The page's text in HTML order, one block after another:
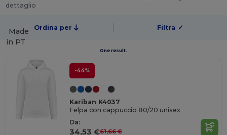
dettaglio
Ordina per Filtra ✓
One result.
Made
in PT
-44%
Kariban K4037
Felpa con cappuccio 80/20 unisex
Da:
34,53 €61,66 €